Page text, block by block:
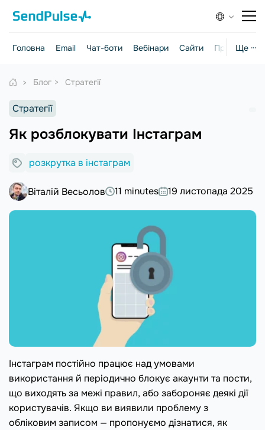
Ще ···
Головна Email Чат-боти Вебінари Сайти Практичні
Блог Стратегії
Стратегії
Як розблокувати Інстаграм
розкрутка в інстаграм
Віталій Весьолов 11 minutes 19 листопада 2025
Інстаграм постійно працює над умовами
використання й періодично блокує акаунти та пости,
що виходять за межі правил, або забороняє деякі дії
користувачів. Якщо ви виявили проблему з
обліковим записом — пропонуємо дізнатися, як